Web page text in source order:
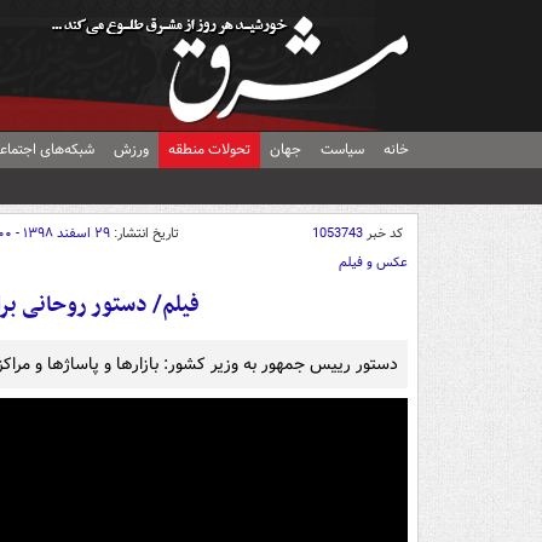
خانه سیاست جهان تحولات منطقه ورزش شبکه‌های
کد خبر1053743 تاریخ انتشار: ۲۹ اسفند ۱۳۹۸ - ۲۲:۰۰
عکس و فیلم
فیلم/ دستور روحانی
دستور رییس جمهور به وزیر کشور: بازارها و پاساژها و مراکز تجاری تا ۱۵